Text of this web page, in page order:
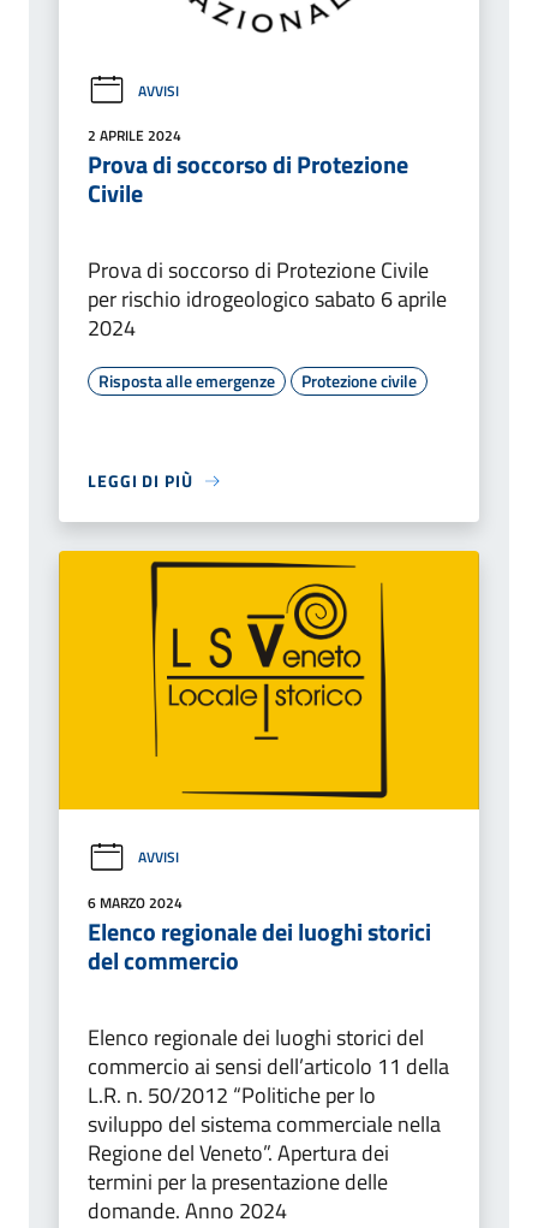
AVVISI
2 APRILE 2024
Prova di soccorso di Protezione
Civile
Prova di soccorso di Protezione Civile
per rischio idrogeologico sabato 6 aprile
2024
Risposta alle emergenze Protezione civile
LEGGI DI PIÙ
AVVISI
6 MARZO 2024
Elenco regionale dei luoghi storici
del commercio
Elenco regionale dei luoghi storici del
commercio ai sensi dell’articolo 11 della
L.R. n. 50/2012 “Politiche per lo
sviluppo del sistema commerciale nella
Regione del Veneto”. Apertura dei
termini per la presentazione delle
domande. Anno 2024